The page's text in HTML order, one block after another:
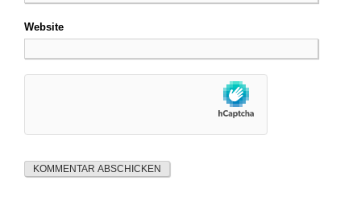
Website